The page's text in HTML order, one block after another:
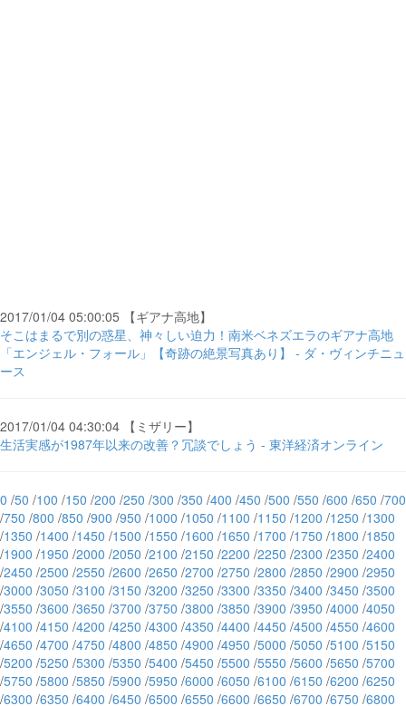
2017/01/04 05:00:05 【ギアナ高地】
そこはまるで別の惑星、神々しい迫力！南米ベネズエラのギアナ高地
「エンジェル・フォール」【奇跡の絶景写真あり】 - ダ・ヴィンチニュ
ース
2017/01/04 04:30:04 【ミザリー】
生活実感が1987年以来の改善？冗談でしょう - 東洋経済オンライン
0 /50 /100 /150 /200 /250 /300 /350 /400 /450 /500 /550 /600 /650 /700
/750 /800 /850 /900 /950 /1000 /1050 /1100 /1150 /1200 /1250 /1300
/1350 /1400 /1450 /1500 /1550 /1600 /1650 /1700 /1750 /1800 /1850
/1900 /1950 /2000 /2050 /2100 /2150 /2200 /2250 /2300 /2350 /2400
/2450 /2500 /2550 /2600 /2650 /2700 /2750 /2800 /2850 /2900 /2950
/3000 /3050 /3100 /3150 /3200 /3250 /3300 /3350 /3400 /3450 /3500
/3550 /3600 /3650 /3700 /3750 /3800 /3850 /3900 /3950 /4000 /4050
/4100 /4150 /4200 /4250 /4300 /4350 /4400 /4450 /4500 /4550 /4600
/4650 /4700 /4750 /4800 /4850 /4900 /4950 /5000 /5050 /5100 /5150
/5200 /5250 /5300 /5350 /5400 /5450 /5500 /5550 /5600 /5650 /5700
/5750 /5800 /5850 /5900 /5950 /6000 /6050 /6100 /6150 /6200 /6250
/6300 /6350 /6400 /6450 /6500 /6550 /6600 /6650 /6700 /6750 /6800